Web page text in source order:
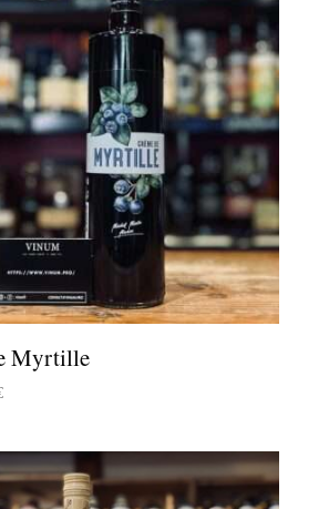
Myrtille
Plage
17,00 €